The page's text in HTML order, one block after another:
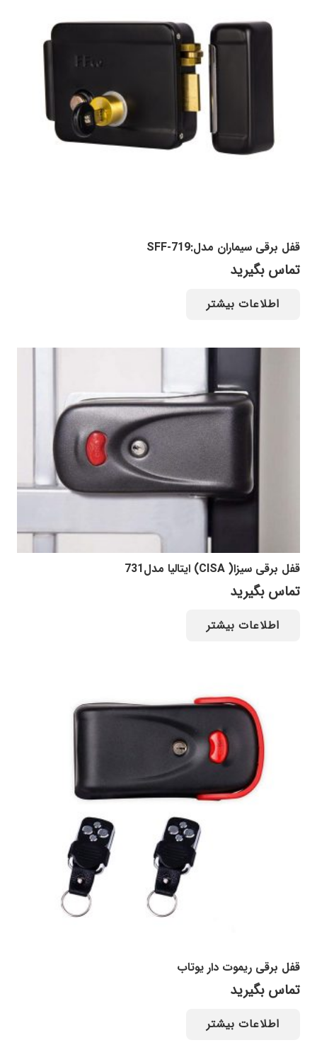
قفل برقی سیماران مدل:SFF-719
تماس بگیرید
اطلاعات بیشتر
قفل برقی سیزا( CISA) ایتالیا مدل731
تماس بگیرید
اطلاعات بیشتر
قفل برقی ریموت دار یوتاب
تماس بگیرید
اطلاعات بیشتر